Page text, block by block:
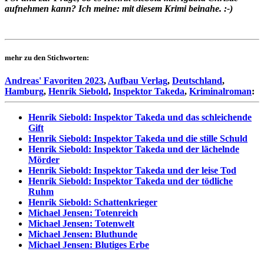
aufnehmen kann? Ich meine: mit diesem Krimi beinahe. :-)
mehr zu den Stichworten:
Andreas' Favoriten 2023, Aufbau Verlag, Deutschland,
Hamburg, Henrik Siebold, Inspektor Takeda, Kriminalroman:
Henrik Siebold: Inspektor Takeda und das schleichende
Gift
Henrik Siebold: Inspektor Takeda und die stille Schuld
Henrik Siebold: Inspektor Takeda und der lächelnde
Mörder
Henrik Siebold: Inspektor Takeda und der leise Tod
Henrik Siebold: Inspektor Takeda und der tödliche
Ruhm
Henrik Siebold: Schattenkrieger
Michael Jensen: Totenreich
Michael Jensen: Totenwelt
Michael Jensen: Bluthunde
Michael Jensen: Blutiges Erbe